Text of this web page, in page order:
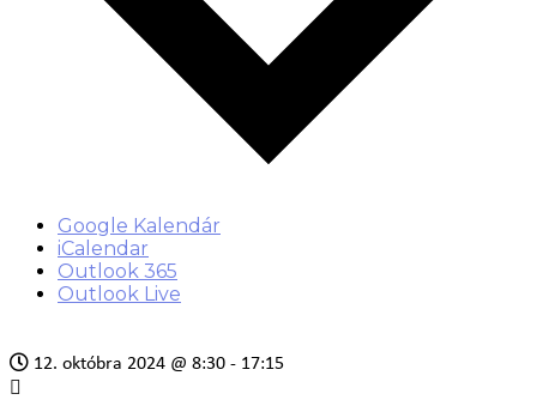
Google Kalendár
iCalendar
Outlook 365
Outlook Live
12. októbra 2024 @ 8:30 - 17:15